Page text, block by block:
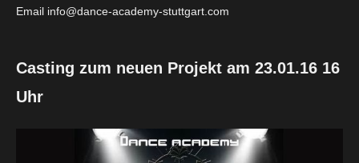
Email info@dance-academy-stuttgart.com
Casting zum neuen Projekt am 23.01.16 16
Uhr